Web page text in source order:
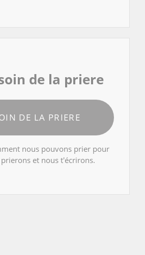
de la priere
DE LA PRIERE
nous pouvons prier pour
et nous t'écrirons.